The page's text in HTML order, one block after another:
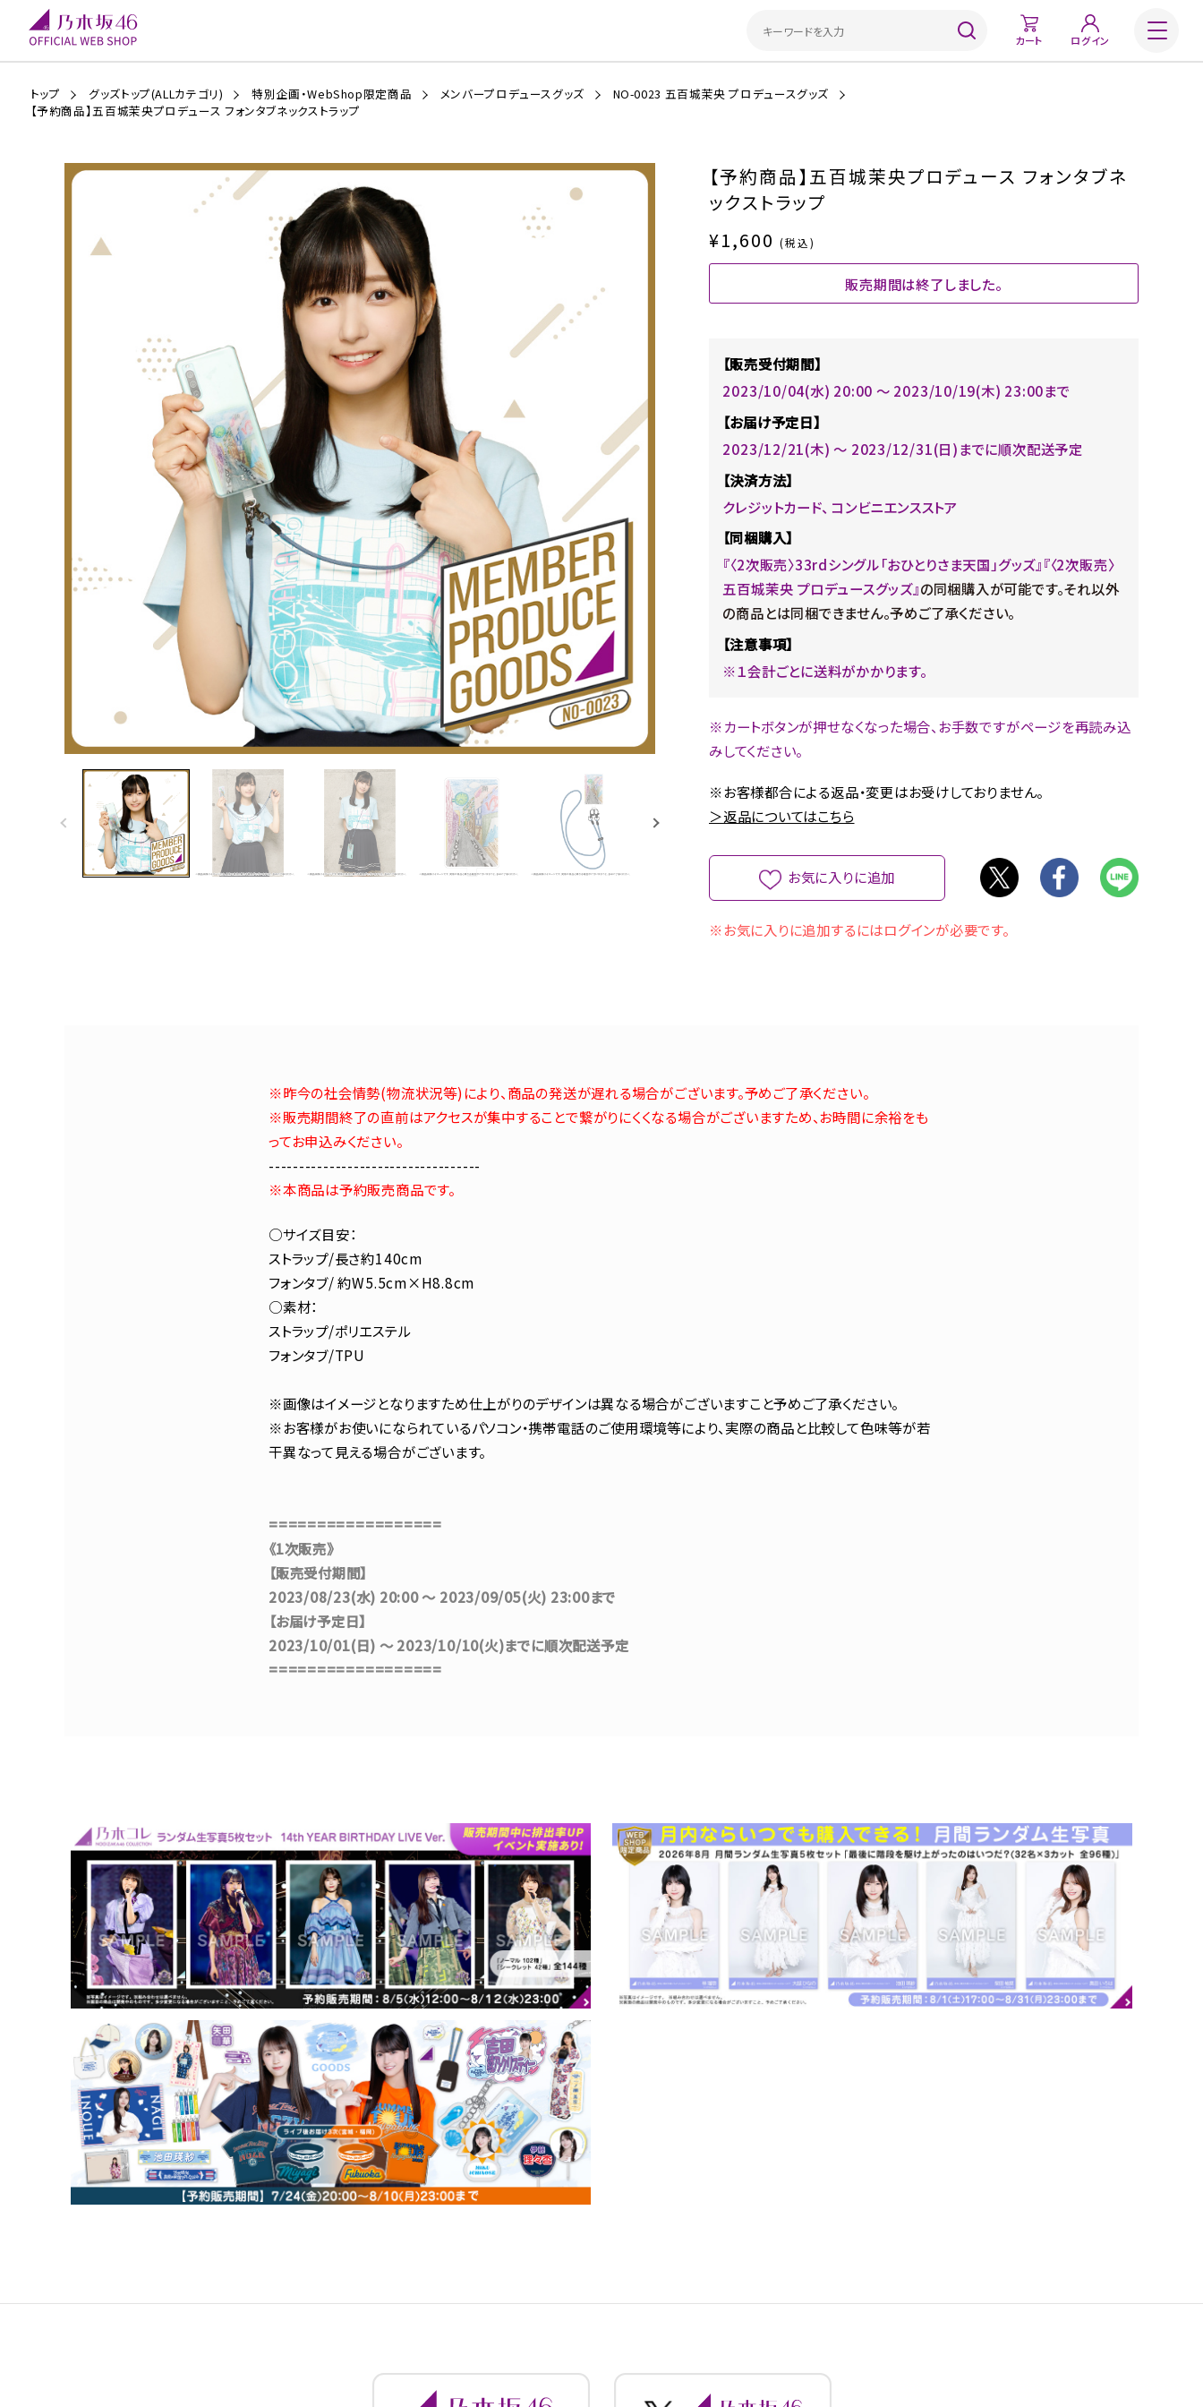
カート ログイン
トップ グッズトップ(ALLカテゴリ) 特別企画・WebShop限定商品 メンバープロデュースグッズ
NO-0023 五百城茉央 プロデュースグッズ
【予約商品】五百城茉央プロデュース フォンタブネックストラップ
【予約商品】五百城茉央プロデュース フォンタブネ
ックストラップ
¥1,600 (税込)
販売期間は終了しました。
【販売受付期間】
2023/10/04(水) 20:00 〜 2023/10/19(木) 23:00まで
【お届け予定日】
2023/12/21(木) ～ 2023/12/31(日)までに順次配送予定
【決済方法】
クレジットカード、 コンビニエンスストア
【同梱購入】
『〈2次販売〉33rdシングル「おひとりさま天国」グッズ』『〈2次販売〉
五百城茉央 プロデュースグッズ』の同梱購入が可能です。それ以外
の商品とは同梱できません。予めご了承ください。
【注意事項】
※１会計ごとに送料がかかります。
※カートボタンが押せなくなった場合、お手数ですがページを再読み込
みしてください。
※お客様都合による返品・変更はお受けしておりません。
＞返品についてはこちら
お気に入りに追加
※お気に入りに追加するにはログインが必要です。
※昨今の社会情勢(物流状況等)により、商品の発送が遅れる場合がございます。予めご了承ください。
※販売期間終了の直前はアクセスが集中することで繋がりにくくなる場合がございますため、お時間に余裕をも
ってお申込みください。
-----------------------------------
※本商品は予約販売商品です。
○サイズ目安：
ストラップ/長さ約140cm
フォンタブ/ 約W5.5cm×H8.8cm
○素材：
ストラップ/ポリエステル
フォンタブ/TPU
※画像はイメージとなりますため仕上がりのデザインは異なる場合がございますこと予めご了承ください。
※お客様がお使いになられているパソコン・携帯電話のご使用環境等により、実際の商品と比較して色味等が若
干異なって見える場合がございます。
==================
《1次販売》
【販売受付期間】
2023/08/23(水) 20:00 ～ 2023/09/05(火) 23:00まで
【お届け予定日】
2023/10/01(日) ～ 2023/10/10(火)までに順次配送予定
==================